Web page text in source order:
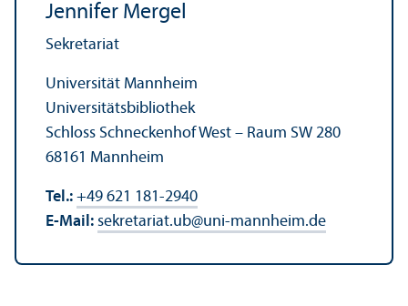
Jennifer Mergel
Sekretariat
Universität Mannheim
Universitäts­bibliothek
Schloss Schneckenhof West – Raum SW 280
68161 Mannheim
Tel.: +49 621 181-2940
E-Mail: sekretariat.ub@uni-mannheim.de